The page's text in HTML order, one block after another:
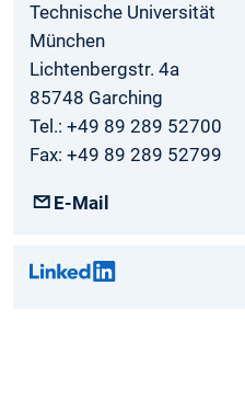
Technische Universität
München
Lichtenbergstr. 4a
85748 Garching
Tel.: +49 89 289 52700
Fax: +49 89 289 52799
E-Mail